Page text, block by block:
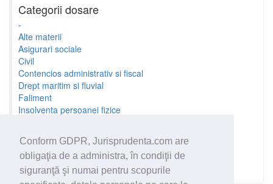
Conform GDPR, Jurisprudenta.com are
obligaţia de a administra, în condiţii de
siguranţă şi numai pentru scopurile
Categorii dosare
-
Alte materii
Asigurari sociale
Civil
Contencios administrativ si fiscal
Drept maritim si fluvial
Faliment
Insolventa persoanei fizice
Minori si familie
Penal
Proprietate Intelectuala